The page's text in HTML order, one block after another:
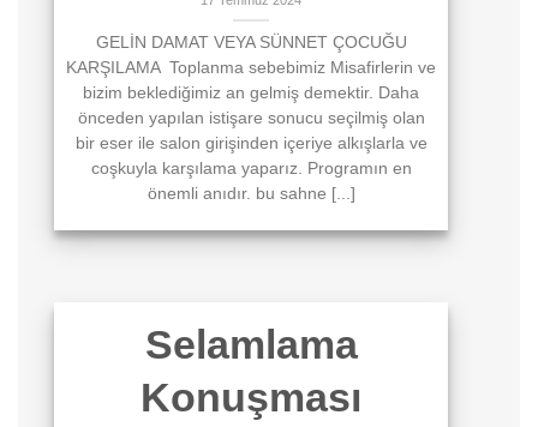
GELİN DAMAT VEYA SÜNNET ÇOCUĞU
KARŞILAMA Toplanma sebebimiz Misafirlerin ve
bizim beklediğimiz an gelmiş demektir. Daha
önceden yapılan istişare sonucu seçilmiş olan
bir eser ile salon girişinden içeriye alkışlarla ve
coşkuyla karşılama yaparız. Programın en
önemli anıdır. bu sahne [...]
Selamlama
Konuşması